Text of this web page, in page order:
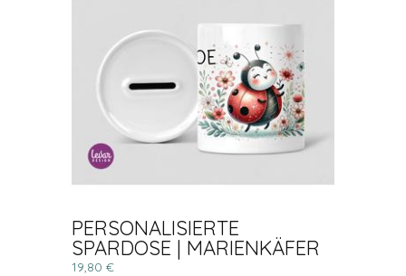
PERSONALISIERTE
SPARDOSE | MARIENKÄFER
19,80 €